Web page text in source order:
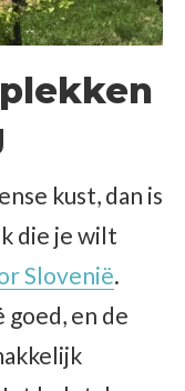
kust, dan is
die je wilt
Slovenië.
goed, en de